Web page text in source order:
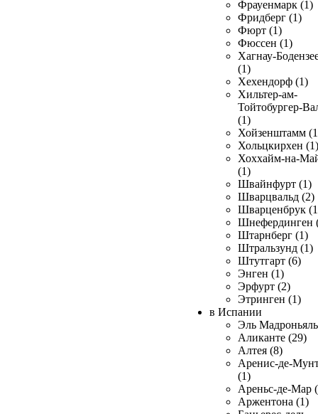
Фрауенмарк (1)
Фридберг (1)
Фюрт (1)
Фюссен (1)
Хагнау-
(1)
Хехендорф (1)
Хильтер-ам-
Тойтобургер-
(1)
Хойзенштамм
Хольцкирхен (1)
Хоххайм-на-
(1)
Швайнфурт (1)
Шварцвальд (2)
Шварценбрук
Шнефердинген
Штарнберг (1)
Штральзунд (1)
Штутгарт (6)
Энген (1)
Эрфурт (2)
Этринген (1)
в Испании
Эль
Аликанте (29)
Алтея (8)
Аренис-де-
(1)
Ареньс-де-Мар
Аржентона (1)